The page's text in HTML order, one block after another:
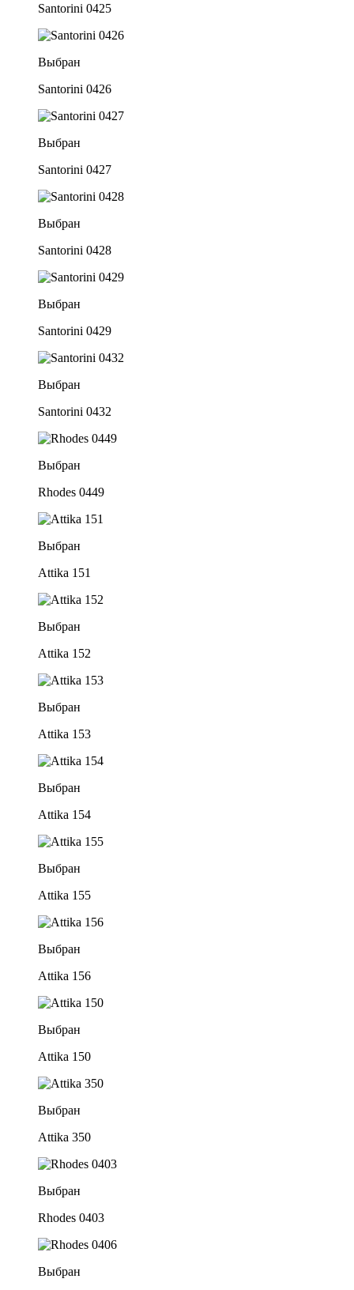
Santorini 0425
Выбран
Santorini 0426
Выбран
Santorini 0427
Выбран
Santorini 0428
Выбран
Santorini 0429
Выбран
Santorini 0432
Выбран
Rhodes 0449
Выбран
Attika 151
Выбран
Attika 152
Выбран
Attika 153
Выбран
Attika 154
Выбран
Attika 155
Выбран
Attika 156
Выбран
Attika 150
Выбран
Attika 350
Выбран
Rhodes 0403
Выбран